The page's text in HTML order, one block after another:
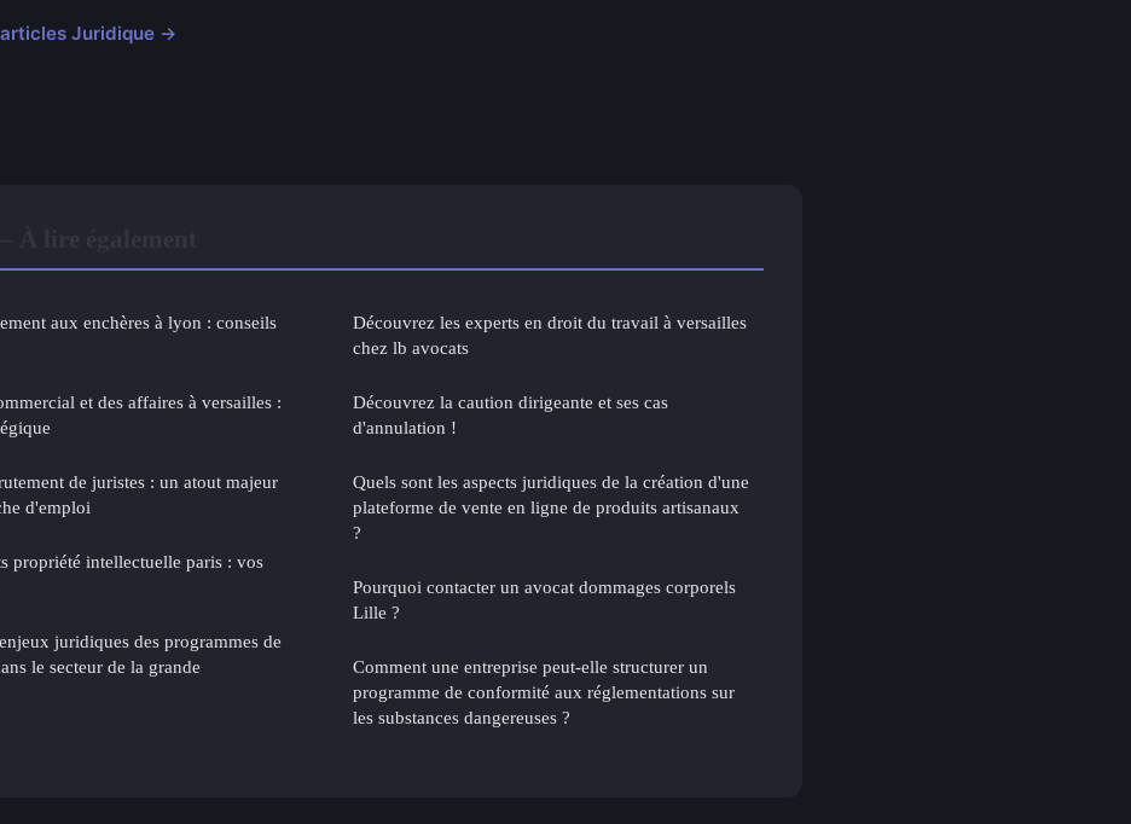
Juridique →
aux enchères à lyon : conseils
et des affaires à versailles :
de juristes : un atout majeur
d'emploi
propriété intellectuelle paris : vos
juridiques des programmes de
le secteur de la grande
Découvrez les experts en droit du travail à versailles
chez lb avocats
Découvrez la caution dirigeante et ses cas
d'annulation !
Quels sont les aspects juridiques de la création d'une
plateforme de vente en ligne de produits artisanaux
?
Pourquoi contacter un avocat dommages corporels
Lille ?
Comment une entreprise peut-elle structurer un
programme de conformité aux réglementations sur
les substances dangereuses ?